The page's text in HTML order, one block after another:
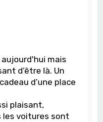
mais
d’être là. Un
d’une place
plaisant,
voitures sont